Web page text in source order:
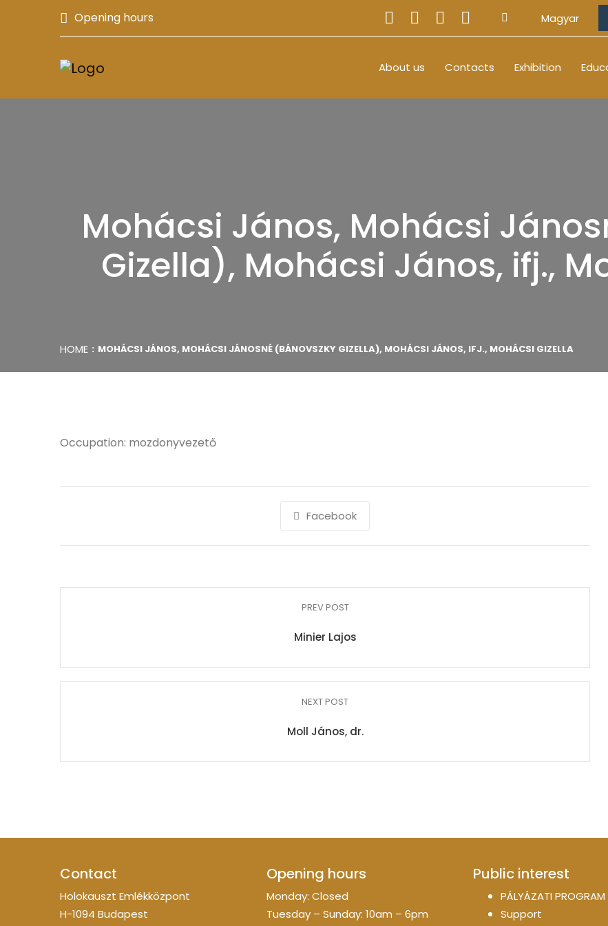
Opening hours Magyar
About us Contacts Exhibition
Mohácsi János, Mohácsi
Gizella), Mohácsi János, ifj.,
HOME MOHÁCSI JÁNOS, MOHÁCSI JÁNOSNÉ (BÁNOVSZKY GIZELLA), MOHÁCSI JÁNOS, IFJ., MOHÁCSI GIZELLA
Occupation: mozdonyvezető
Facebook
PREV POST
Minier Lajos
NEXT POST
Moll János, dr.
Contact
Holokauszt Emlékközpont
H-1094 Budapest
Opening hours
Monday: Closed
Tuesday – Sunday: 10am – 6pm
Public interest
PÁLYÁZATI PROGRAM
Support